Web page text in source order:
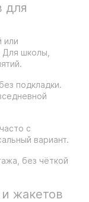
для
или
школы,
подкладки.
с
вариант.
без чёткой
жакетов